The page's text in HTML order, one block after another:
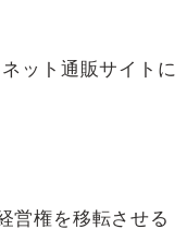
ット通販サイトに
営権を移転させる